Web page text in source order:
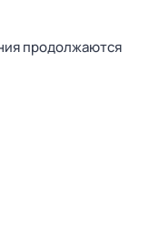
продолжаются